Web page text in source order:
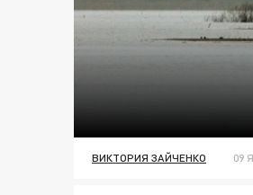
ВИКТОРИЯ ЗАЙЧЕНКО 09